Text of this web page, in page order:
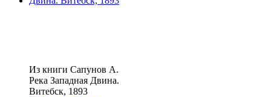
Из книги Сапунов А.
Река Западная Двина.
Витебск, 1893